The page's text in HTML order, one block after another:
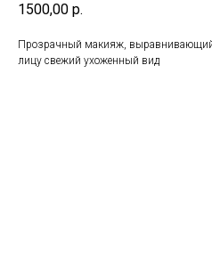
1500,00 р.
Прозрачный макияж,
лицу свежий ухоженный вид